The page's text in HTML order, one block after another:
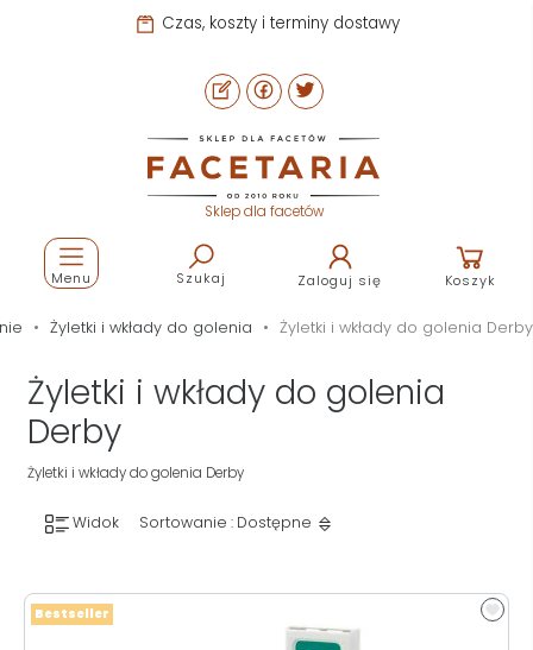
Czas, koszty i terminy dostawy
Sklep dla facetów
Szukaj Zaloguj się Koszyk
Menu
Żyletki i wkłady do golenia Żyletki i wkłady do golenia Derby
Żyletki i wkłady do golenia
Derby
Żyletki i wkłady do golenia Derby
Widok Sortowanie : Dostępne
Bestseller